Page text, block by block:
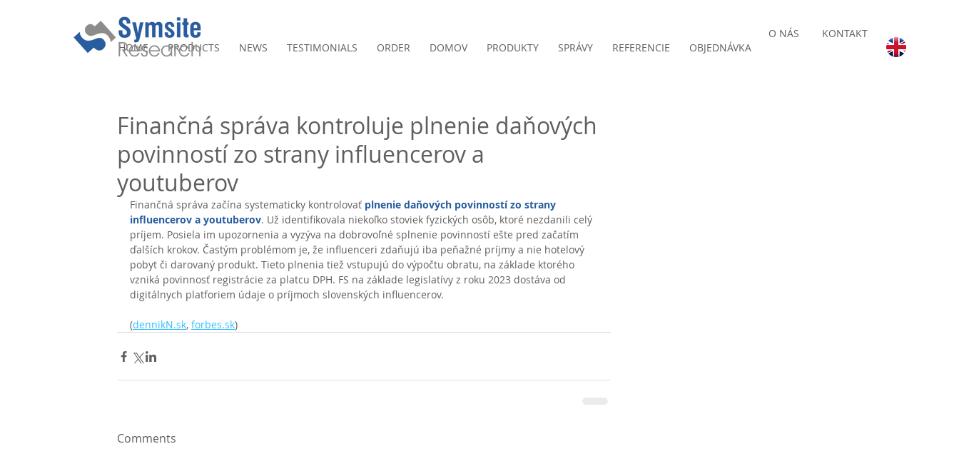
KONTAKT
O NÁS
HOME
PRODUCTS NEWS TESTIMONIALS ORDER DOMOV PRODUKTY SPRÁVY REFERENCIE OBJEDNÁVKA
Finančná správa kontroluje plnenie daňových
povinností zo strany influencerov a
youtuberov
Finančná správa začína systematicky kontrolovať plnenie daňových povinností zo strany
influencerov a youtuberov. Už identifikovala niekoľko stoviek fyzických osôb, ktoré nezdanili celý
príjem. Posiela im upozornenia a vyzýva na dobrovoľné splnenie povinností ešte pred začatím
ďalších krokov. Častým problémom je, že influenceri zdaňujú iba peňažné príjmy a nie hotelový
pobyt či darovaný produkt. Tieto plnenia tiež vstupujú do výpočtu obratu, na základe ktorého
vzniká povinnosť registrácie za platcu DPH. FS na základe legislatívy z roku 2023 dostáva od
digitálnych platforiem údaje o príjmoch slovenských influencerov.
(dennikN.sk, forbes.sk)
Comments